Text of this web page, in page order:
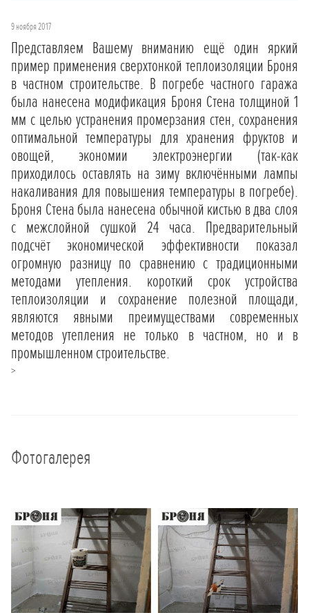
9 ноября 2017
Представляем Вашему вниманию ещё один яркий
пример применения сверхтонкой теплоизоляции Броня
в частном строительстве. В погребе частного гаража
была нанесена модификация Броня Стена толщиной 1
мм с целью устранения промерзания стен, сохранения
оптимальной температуры для хранения фруктов и
овощей, экономии электроэнергии (так-как
приходилось оставлять на зиму включёнными лампы
накаливания для повышения температуры в погребе).
Броня Стена была нанесена обычной кистью в два слоя
с межслойной сушкой 24 часа. Предварительный
подсчёт экономической эффективности показал
огромную разницу по сравнению с традиционными
методами утепления. короткий срок устройства
теплоизоляции и сохранение полезной площади,
являются явными преимуществами современных
методов утепления не только в частном, но и в
промышленном строительстве.
>
Фотогалерея